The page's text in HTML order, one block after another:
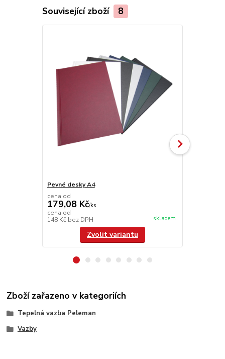
Související zboží 8
Pevné desky A4
cena od
179,08 Kč/ks
cena od
148 Kč bez DPH skladem
Zvolit variantu
Zboží zařazeno v kategoriích
Tepelná vazba Peleman
Vazby